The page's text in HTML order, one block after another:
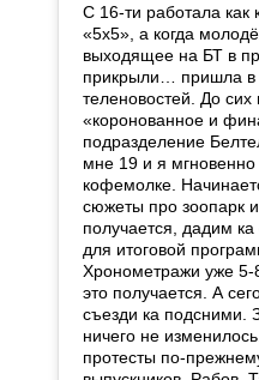
С 16-ти работала
«5х5», а когда
выходящее на БТ в
прикрыли… пришла в
теленовостей. До
«коронованное и
подразделение
мне 19 и я мгновенно
кофемолке.
сюжеты про зоопарк
получается, дадим
для итоговой
Хронометражи уже 5-
это получается. А
съезди ка подсними.
ничего не
протесты по-